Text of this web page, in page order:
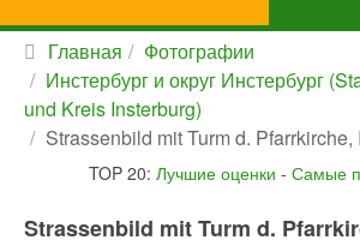
Главная
Фотографии
Инстербург и округ Инстербург
und Kreis Insterburg)
Strassenbild mit Turm d. Pfarrkirche,
TOP 20: Лучшие оценки - Самые
Strassenbild mit Turm d.